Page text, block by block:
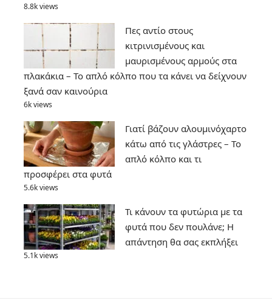
8.8k views
Πες αντίο στους
κιτρινισμένους και
μαυρισμένους αρμούς στα
πλακάκια – Το απλό κόλπο που τα κάνει να δείχνουν
ξανά σαν καινούρια
6k views
Γιατί βάζουν αλουμινόχαρτο
κάτω από τις γλάστρες – Το
απλό κόλπο και τι
προσφέρει στα φυτά
5.6k views
Τι κάνουν τα φυτώρια με τα
φυτά που δεν πουλάνε; Η
απάντηση θα σας εκπλήξει
5.1k views